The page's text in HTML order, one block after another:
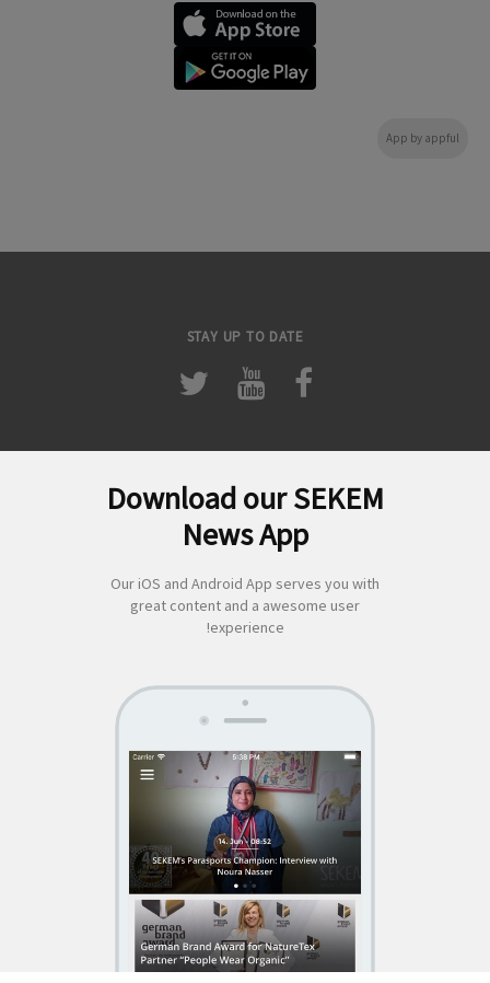
App by appful
STAY UP TO DATE
About Us|Economy|Societal Life| Cultural Life
News|Media|Contact Us|Legal|Privacy
2018 SEKEM
Download our SEKEM
News App
Our iOS and Android App serves you with
great content and a awesome user
experience!